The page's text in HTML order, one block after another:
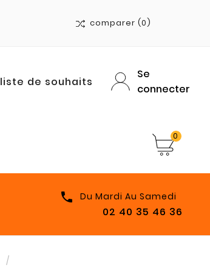
comparer (0)
liste de souhaits
Se
connecter
0
 Du Mardi Au Samedi
02 40 35 46 36